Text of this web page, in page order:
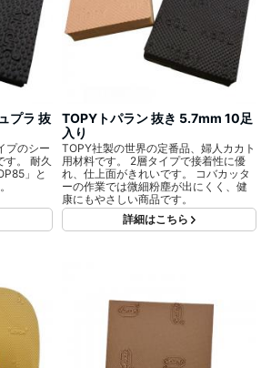
プラ 抜
プのシー
す。 耐久
」と
TOPYトパラン 抜き 5.7mm 10足
入り
TOPY社製の世界の定番品、婦人カカト
用材料です。 2層タイプで接着性に優
れ、仕上面がきれいです。 コバカッタ
ーの作業では微細粉塵が出にくく、健
康にもやさしい商品です。
詳細はこちら